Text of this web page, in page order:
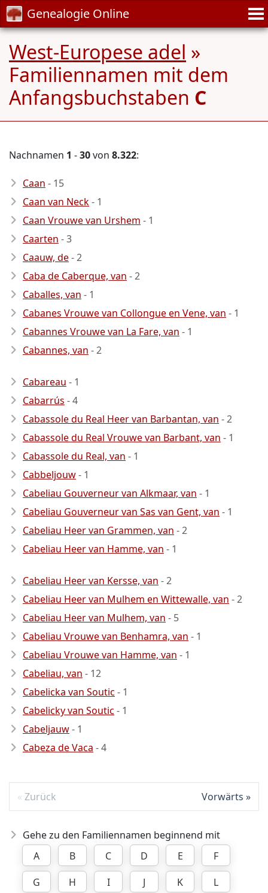
Genealogie Online
West-Europese adel »
Familiennamen mit dem
Anfangsbuchstaben C
Nachnamen 1 -30von 8.322:
Caan - 15
Caan van Neck- 1
Caan Vrouwe van Urshem - 1
Caarten - 3
Caauw, de- 2
Caba de Caberque, van - 2
Caballes, van - 1
Cabanes Vrouwe van Collongue en Vene, van - 1
Cabannes Vrouwe van La Fare, van - 1
Cabannes, van - 2
Cabareau - 1
Cabarrús - 4
Cabassole du Real Heer van Barbantan, van - 2
Cabassole du Real Vrouwe van Barbant, van - 1
Cabassole du Real, van - 1
Cabbeljouw- 1
Cabeliau Gouverneur van Alkmaar, van - 1
Cabeliau Gouverneur van Sas van Gent, van - 1
Cabeliau Heer van Grammen, van - 2
Cabeliau Heer van Hamme, van - 1
Cabeliau Heer van Kersse, van - 2
Cabeliau Heer van Mulhem en Wittewalle, van - 2
Cabeliau Heer van Mulhem, van - 5
Cabeliau Vrouwe van Benhamra, van - 1
Cabeliau Vrouwe van Hamme, van - 1
Cabeliau, van - 12
Cabelicka van Soutic - 1
Cabelicky van Soutic - 1
Cabeljauw- 1
Cabeza de Vaca - 4
Zurück Vorwärts
Gehe zu den Familiennamen beginnend mit
A
B C D E
F
G
H I J K
L